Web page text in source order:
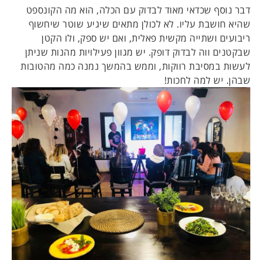
דבר נוסף שכדאי מאוד לבדוק עם הכלה, הוא מה הקונספט
שהיא חושבת עליו. לא לכולן מתאים שיגיע שוטר שיחשוף
ריבועים ושתייה מקשית פאלית, ואם יש ספק, ולו הקטן
שבקטנים ווה לבדוק דופק. יש מגוון פעילויות מהנות שניתן
לעשות במסיבת רווקות, וממש בהמשך נמנה כמה מהטובות
שבהן. יש למה לחכות!